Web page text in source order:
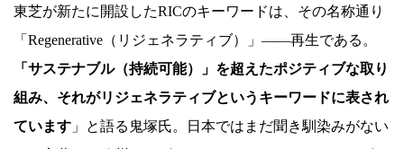
東芝が新たに開設したRICのキーワードは、その名称通り
「Regenerative（リジェネラティブ）」――再生である。
「サステナブル（持続可能）」を超えたポジティブな取り
組み、それがリジェネラティブというキーワードに表され
ています 」と語る鬼塚氏。日本ではまだ聞き馴染みがない